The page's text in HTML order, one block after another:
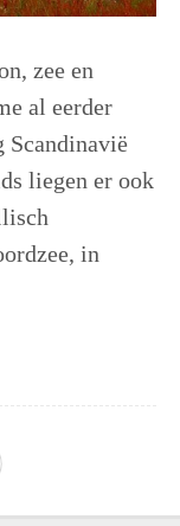
zee en
al eerder
Scandinavië
liegen er ook
in